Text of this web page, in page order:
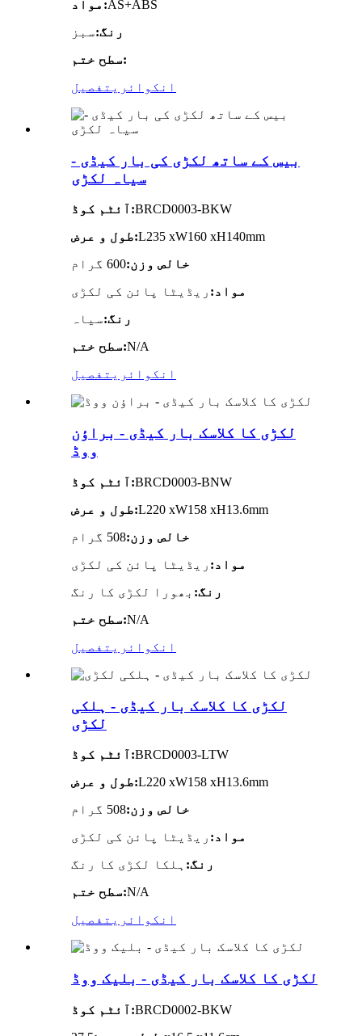
مواد:AS+ABS
رنگ:سبز
سطح ختم:
انکوائری تفصیل
بیس کے ساتھ لکڑی کی بار کیڈی -
سیاہ لکڑی
آئٹم کوڈ:BRCD0003-BKW
طول و عرض:L235 xW160 xH140mm
خالص وزن:600 گرام
مواد: ریڈیٹا پائن کی لکڑی
رنگ:سیاہ
سطح ختم:N/A
انکوائریتفصیل
لکڑی کا کلاسک بار کیڈی - براؤن
ووڈ
آئٹم کوڈ:BRCD0003-BNW
طول و عرض:L220 xW158 xH13.6mm
خالص وزن:508 گرام
مواد: ریڈیٹا پائن کی لکڑی
رنگ: بھورا لکڑی کا رنگ
سطح ختم:N/A
انکوائری تفصیل
لکڑی کا کلاسک بار کیڈی - ہلکی
لکڑی
آئٹم کوڈ:BRCD0003-LTW
طول و عرض:L220 xW158 xH13.6mm
خالص وزن:508 گرام
مواد: ریڈیٹا پائن کی لکڑی
رنگ: ہلکا لکڑی کا رنگ
سطح ختم:N/A
انکوائری تفصیل
لکڑی کا کلاسک بار کیڈی - بلیک ووڈ
آئٹم کوڈ:BRCD0002-BKW